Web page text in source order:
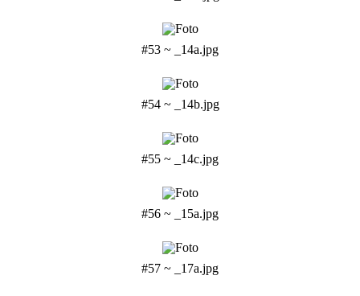
#53 ~ _14a.jpg
#54 ~ _14b.jpg
#55 ~ _14c.jpg
#56 ~ _15a.jpg
#57 ~ _17a.jpg